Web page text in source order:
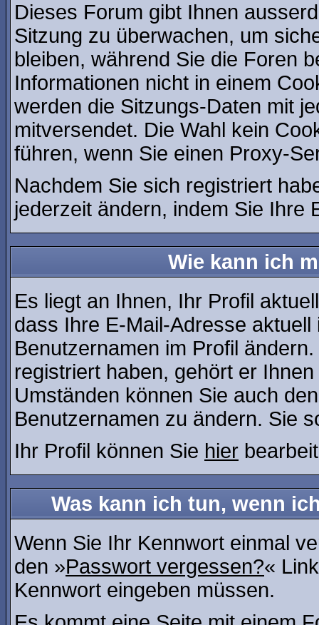
Dieses Forum gibt Ihnen
Sitzung zu überwachen, um
bleiben, während Sie die Foren
Informationen nicht in einem
werden die Sitzungs-Daten mit
mitversendet. Die Wahl kein
führen, wenn Sie einen Proxy-
Nachdem Sie sich registriert
jederzeit ändern, indem Sie Ihre
Wie kann ich
Es liegt an Ihnen, Ihr Profil
dass Ihre E-Mail-Adresse
Benutzernamen im Profil
registriert haben, gehört er
Umständen können Sie auch
Benutzernamen zu ändern. Sie
Ihr Profil können Sie hier
Was kann ich tun, wenn
Wenn Sie Ihr Kennwort einmal
den »Passwort vergessen?«
Kennwort eingeben müssen.